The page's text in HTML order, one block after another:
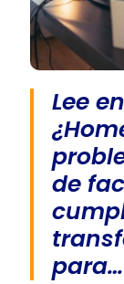
Lee
de
para…